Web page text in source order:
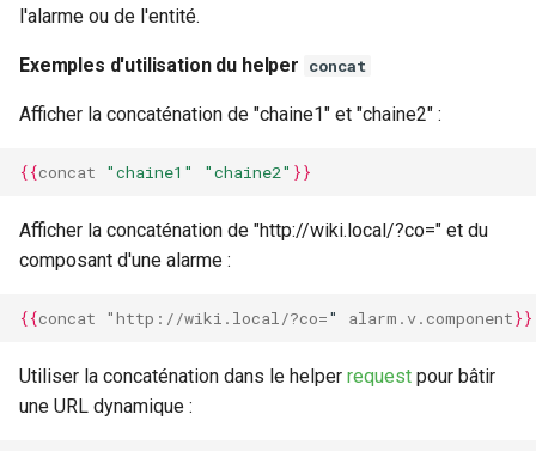
l'alarme ou de l'entité.
Exemples d'utilisation du helper concat
Afficher la concaténation de "chaine1" et "chaine2" :
{{concat "chaine1" "chaine2" }}
Afficher la concaténation de "http://wiki.local/?co=" et du
composant d'une alarme :
{{concat "http://wiki.local/?co=" alarm.v.component}}
Utiliser la concaténation dans le helper request pour bâtir
une URL dynamique :